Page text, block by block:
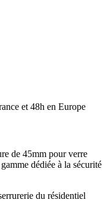
et 48h en Europe
de 45mm pour verre
dédiée à la sécurité
du résidentiel